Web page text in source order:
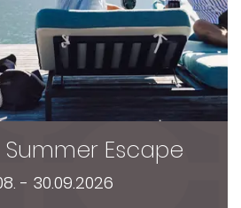
Escape
- 30.09.2026